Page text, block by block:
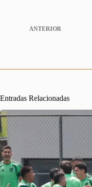
ANTERIOR
Entradas Relacionadas